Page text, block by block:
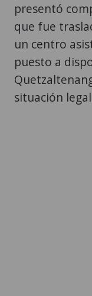
presentó
que fue
un centro
puesto a
situación